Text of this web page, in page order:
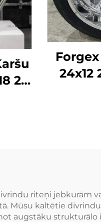
20
Forgex
24x12
riteņi jebkurām
Mūsu kaltētie
augstāku